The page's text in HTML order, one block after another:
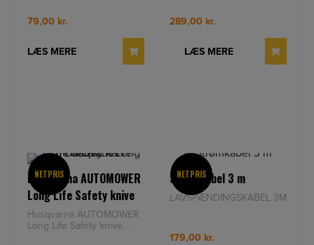
79,00 kr.
LÆS MERE
289,00 kr.
LÆS MERE
NETPRIS
Husqvarna AUTOMOWER
Long Life Safety knive
Husqvarna AUTOMOWER
Long Life Safety knive
NETPRIS
Strømkabel 3 m
LAVSPÆNDINGSKABEL 3M
179,00 kr.